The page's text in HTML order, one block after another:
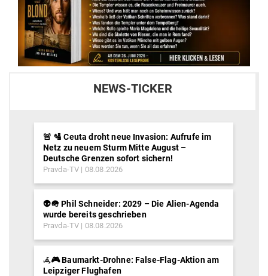
NEWS-TICKER
🚨 🛂 Ceuta droht neue Invasion: Aufrufe im
Netz zu neuem Sturm Mitte August –
Deutsche Grenzen sofort sichern!
Pravda-TV 08.08.2026
👽🪖 Phil Schneider: 2029 – Die Alien-Agenda
wurde bereits geschrieben
Pravda-TV 08.08.2026
𖥂🎮 Baumarkt-Drohne: False-Flag-Aktion am
Leipziger Flughafen